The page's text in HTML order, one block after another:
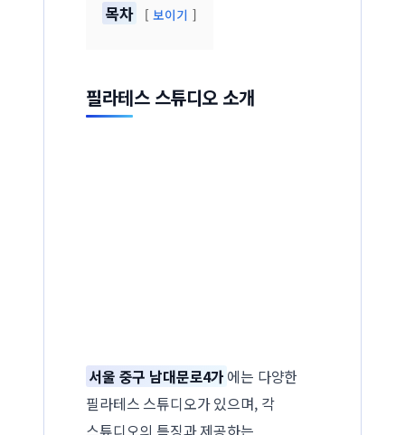
목차 보이기
필라테스 스튜디오 소개
서울 중구 남대문로4가 에는 다양한
필라테스 스튜디오가 있으며, 각
스튜디오의 특징과 제공하는